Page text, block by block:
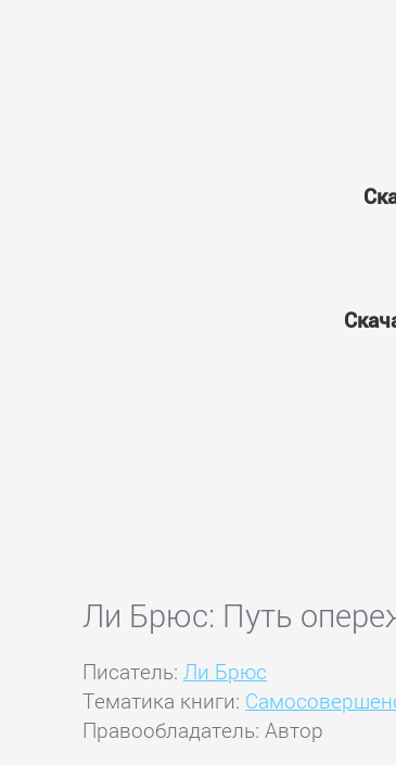
Ли Брюс: Путь
Писатель:Ли Брюс
Тематика книги:
Правообладатель: Автор